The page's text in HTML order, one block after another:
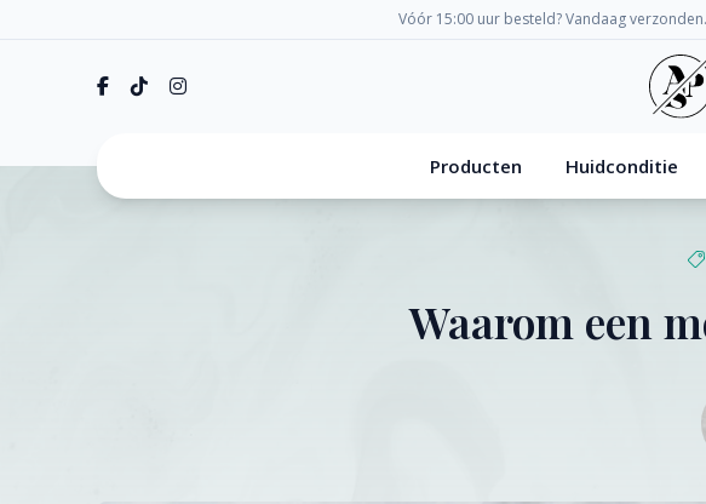
Vóór 15:00 uur besteld? Vandaag verzonden.
Producten Huidconditie
Waarom een